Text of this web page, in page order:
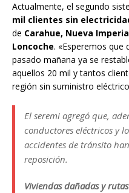
Actualmente, el segundo
mil clientes sin
de Carahue, Nueva
Loncoche. «Esperemos que
pasado mañana ya se
aquellos 20 mil y tantos
región sin suministro
El seremi agregó que,
conductores eléctricos y
accidentes de tránsito
reposición.
Viviendas dañadas y